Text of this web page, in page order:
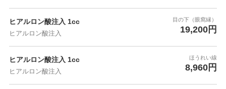
ヒアルロン酸注入 1cc
ヒアルロン酸注入
目の下（眼窩縁）
19,200円
ヒアルロン酸注入 1cc
ヒアルロン酸注入
ほうれい線
8,960円